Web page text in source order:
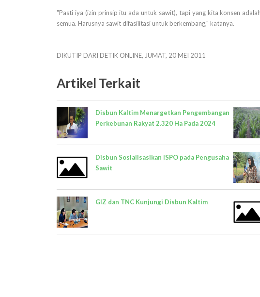
"Pasti iya (izin prinsip itu ada untuk sawit), tapi yang kita konsen
semua. Harusnya sawit difasilitasi untuk berkembang," katanya.
DIKUTIP DARI DETIK ONLINE, JUMAT, 20 MEI 2011
Artikel Terkait
Disbun Kaltim Menargetkan Pengembangan
Perkebunan Rakyat 2.320 Ha Pada 2024
Disbun Sosialisasikan ISPO pada Pengusaha
Sawit
GIZ dan TNC Kunjungi Disbun Kaltim